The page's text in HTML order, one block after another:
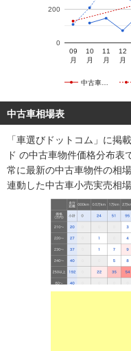
中古車…
09
月
10
月
11
月
12
月
0
200
中古車相場表
「車選びドットコム」に掲
ド の中古車物件価格分布表
常に最新の中古車物件の相
連動した中古車小売実売相